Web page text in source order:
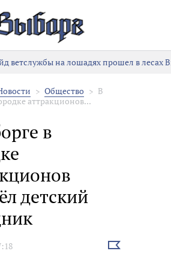
ветслужбы на лошадях прошел в лесах
Общество
В
аттракционов...
в
детский
Выбрать